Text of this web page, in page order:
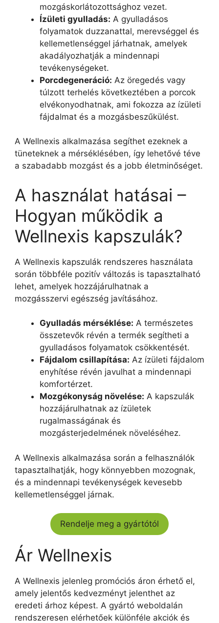
mozgáskorlátozottsághoz vezet.
Ízületi gyulladás: A gyulladásos
folyamatok duzzanattal, merevséggel és
kellemetlenséggel járhatnak, amelyek
akadályozhatják a mindennapi
tevékenységeket.
Porcdegeneráció: Az öregedés vagy
túlzott terhelés következtében a porcok
elvékonyodhatnak, ami fokozza az ízületi
fájdalmat és a mozgásbeszűkülést.
A Wellnexis alkalmazása segíthet ezeknek a
tüneteknek a mérséklésében, így lehetővé téve
a szabadabb mozgást és a jobb életminőséget.
A használat hatásai –
Hogyan működik a
Wellnexis kapszulák?
A Wellnexis kapszulák rendszeres használata
során többféle pozitív változás is tapasztalható
lehet, amelyek hozzájárulhatnak a
mozgásszervi egészség javításához.
Gyulladás mérséklése: A természetes
összetevők révén a termék segítheti a
gyulladásos folyamatok csökkentését.
Fájdalom csillapítása: Az ízületi fájdalom
enyhítése révén javulhat a mindennapi
komfortérzet.
Mozgékonyság növelése: A kapszulák
hozzájárulhatnak az ízületek
rugalmasságának és
mozgásterjedelmének növeléséhez.
A Wellnexis alkalmazása során a felhasználók
tapasztalhatják, hogy könnyebben mozognak,
és a mindennapi tevékenységek kevesebb
kellemetlenséggel járnak.
Rendelje meg a gyártótól
Ár Wellnexis
A Wellnexis jelenleg promóciós áron érhető el,
amely jelentős kedvezményt jelenthet az
eredeti árhoz képest. A gyártó weboldalán
rendszeresen elérhetőek különféle akciók és